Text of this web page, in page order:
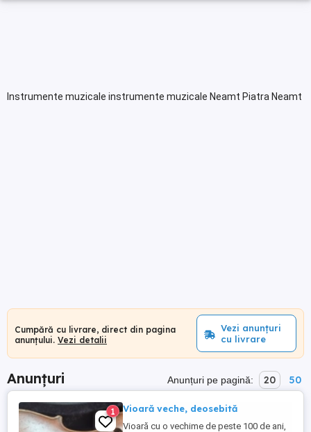
Instrumente muzicale instrumente muzicale Neamt Piatra Neamt
Cumpără cu livrare, direct din pagina
anunțului. Vezi detalii
Vezi anunțuri
cu livrare
Anunțuri Anunțuri pe pagină: 20 50
1 Vioară veche, deosebită
Vioară cu o vechime de peste 100 de ani,